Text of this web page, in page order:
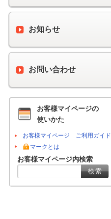
お知らせ
お問い合わせ
お客様マイページの
使いかた
お客様マイページ ご利用ガイド
マークとは
お客様マイページ内検索